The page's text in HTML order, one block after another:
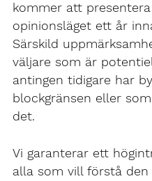
kommer att
opinionsläget ett år
Särskild
väljare som är
antingen tidigare har
blockgränsen eller
det.
Vi garanterar ett
alla som vill förstå den